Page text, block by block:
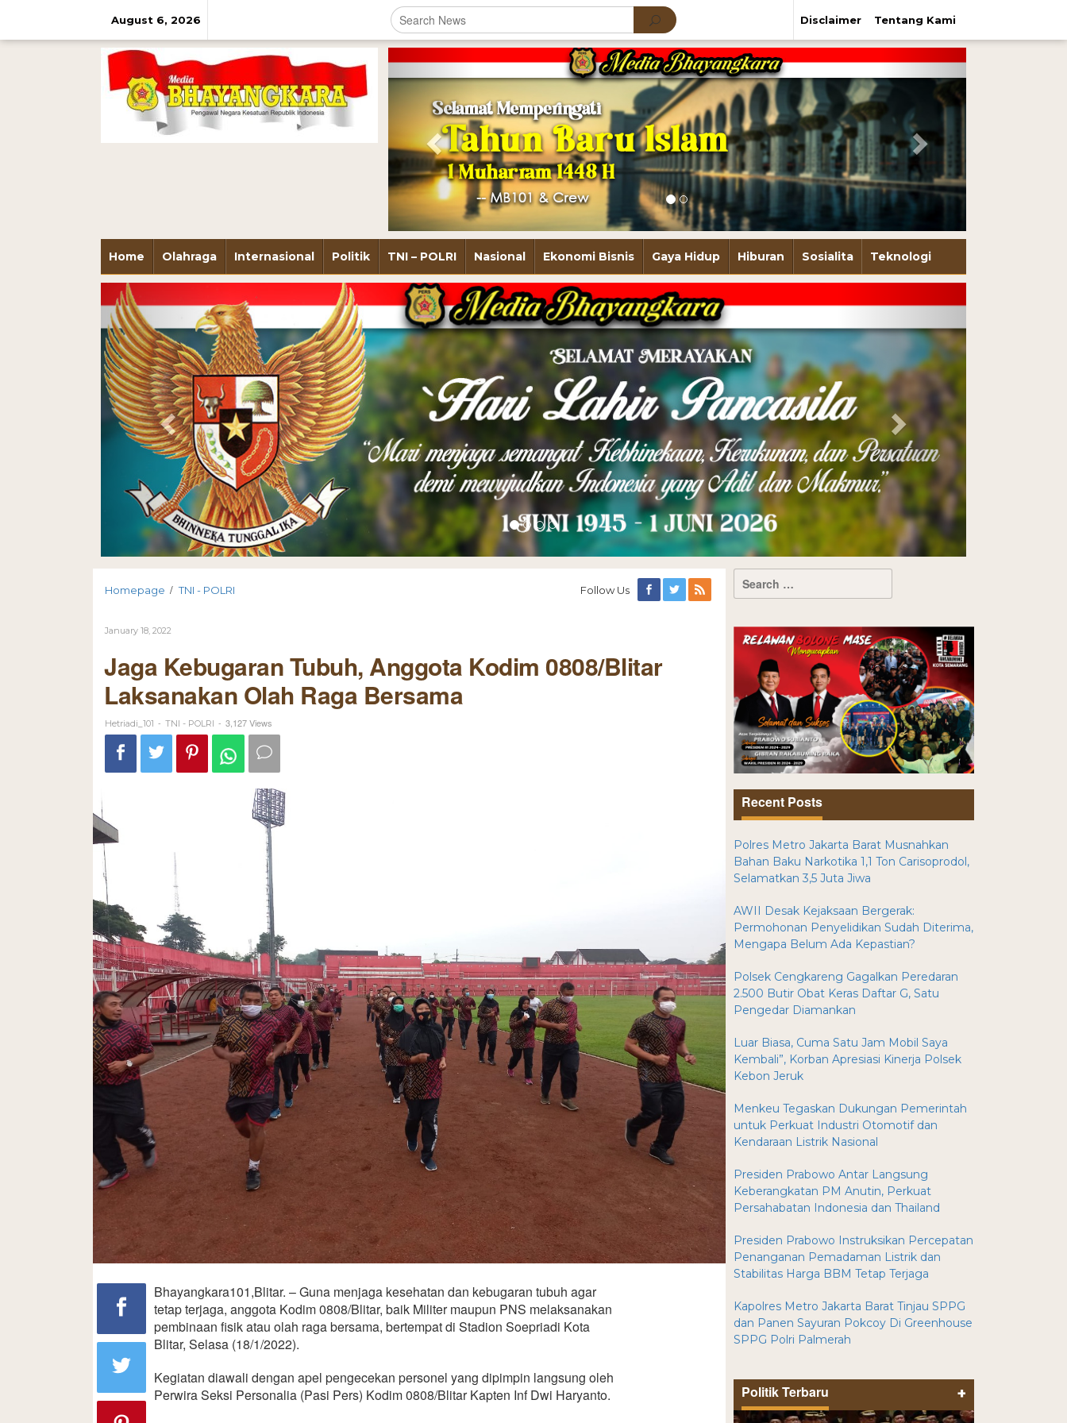
August 6, 2026 Disclaimer Tentang Kami
Previous Next
Home Olahraga Internasional Politik TNI – POLRI Nasional Ekonomi Bisnis Gaya Hidup Hiburan Sosialita Teknologi
Homepage / TNI - POLRI Follow Us
January 18, 2022
Jaga Kebugaran Tubuh, Anggota Kodim 0808/Blitar
Laksanakan Olah Raga Bersama
Hetriadi_101 - TNI - POLRI - 3,127 Views
Bhayangkara101,Blitar. – Guna menjaga kesehatan dan kebugaran tubuh agar
tetap terjaga, anggota Kodim 0808/Blitar, baik Militer maupun PNS melaksanakan
pembinaan fisik atau olah raga bersama, bertempat di Stadion Soepriadi Kota
Blitar, Selasa (18/1/2022).
Kegiatan diawali dengan apel pengecekan personel yang dipimpin langsung oleh
Perwira Seksi Personalia (Pasi Pers) Kodim 0808/Blitar Kapten Inf Dwi Haryanto.
Recent Posts
Polres Metro Jakarta Barat Musnahkan
Bahan Baku Narkotika 1,1 Ton Carisoprodol,
Selamatkan 3,5 Juta Jiwa
AWII Desak Kejaksaan Bergerak:
Permohonan Penyelidikan Sudah Diterima,
Mengapa Belum Ada Kepastian?
Polsek Cengkareng Gagalkan Peredaran
2.500 Butir Obat Keras Daftar G, Satu
Pengedar Diamankan
Luar Biasa, Cuma Satu Jam Mobil Saya
Kembali”, Korban Apresiasi Kinerja Polsek
Kebon Jeruk
Menkeu Tegaskan Dukungan Pemerintah
untuk Perkuat Industri Otomotif dan
Kendaraan Listrik Nasional
Presiden Prabowo Antar Langsung
Keberangkatan PM Anutin, Perkuat
Persahabatan Indonesia dan Thailand
Presiden Prabowo Instruksikan Percepatan
Penanganan Pemadaman Listrik dan
Stabilitas Harga BBM Tetap Terjaga
Kapolres Metro Jakarta Barat Tinjau SPPG
dan Panen Sayuran Pokcoy Di Greenhouse
SPPG Polri Palmerah
Politik Terbaru +